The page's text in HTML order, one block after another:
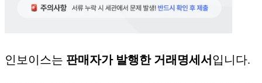
인보이스는 판매자가 발행한 거래명세서 입니다.